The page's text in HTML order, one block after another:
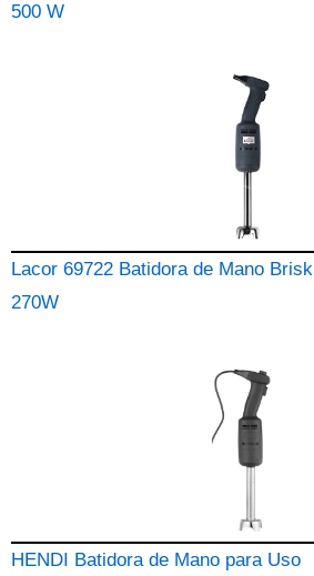
500 W
Lacor 69722 Batidora de Mano Brisk
270W
HENDI Batidora de Mano para Uso